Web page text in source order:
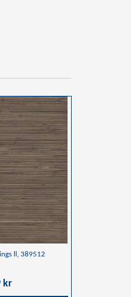
ll, 389512
kr